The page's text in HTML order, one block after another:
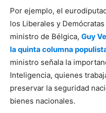
Por ejemplo, el
los Liberales y
ministro de Bélgica, Guy
la quinta columna
ministro señala la
Inteligencia, quienes
preservar la seguridad
bienes nacionales.